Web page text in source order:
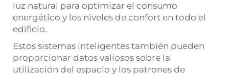
luz natural para optimizar el consumo
energético y los niveles de confort en todo el
edificio.
Estos sistemas inteligentes también pueden
proporcionar datos valiosos sobre la
utilización del espacio y los patrones de